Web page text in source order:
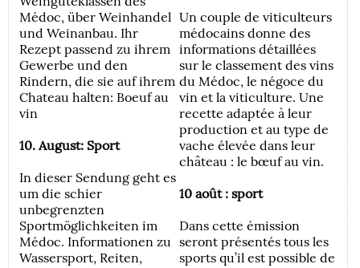
Médoc, über Weinhandel
und Weinanbau. Ihr
Rezept passend zu ihrem
Gewerbe und den
Rindern, die sie auf ihrem
Chateau halten: Boeuf au
vin
10. August: Sport
In dieser Sendung geht es
um die schier
unbegrenzten
Sportmöglichkeiten im
Médoc. Informationen zu
Wassersport, Reiten,
Un couple de viticulteurs
médocains donne des
informations détaillées
sur le classement des vins
du Médoc, le négoce du
vin et la viticulture. Une
recette adaptée à leur
production et au type de
vache élevée dans leur
château : le bœuf au vin.
10 août : sport
Dans cette émission
seront présentés tous les
sports qu’il est possible de